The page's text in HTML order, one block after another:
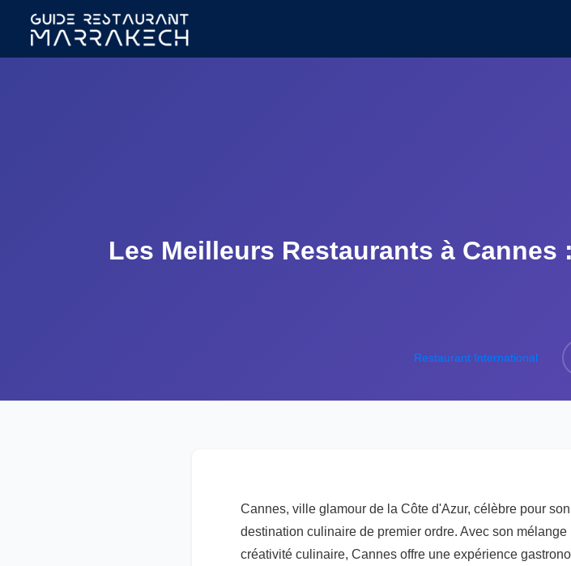
Les Meilleurs Restaurants à
Restaurant International
Cannes, ville glamour de la Côte d'Azur, célèbre pour
destination culinaire de premier ordre. Avec son
créativité culinaire, Cannes offre une expérience